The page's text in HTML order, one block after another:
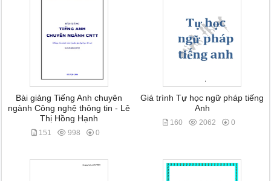
Bài giảng Tiếng Anh chuyên
ngành Công nghệ thông tin - Lê
Thị Hồng Hạnh
151 998 0
Giá trình Tự học ngữ pháp tiếng
Anh
160 2062 0